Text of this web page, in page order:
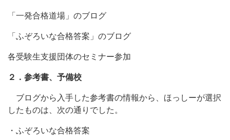
「一発合格道場」のブログ
「ふぞろいな合格答案」のブログ
各受験生支援団体のセミナー参加
２．参考書、予備校
ブログから入手した参考書の情報から、ほっしーが選択
したものは、次の通りでした。
・ふぞろいな合格答案